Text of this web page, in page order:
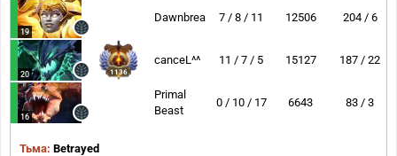
19
Dawnbreaker7 / 8 / 11 12506 204 / 6
20 1136
canceL^^ 11 / 7 / 5 15127 187 / 22
16
Primal
Beast
0 / 10 / 17 6643 83 / 3
Тьма: Betrayed